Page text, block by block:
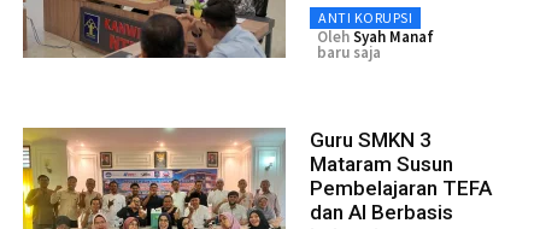
ANTI KORUPSI
OlehSyah Manaf
baru saja
Guru SMKN 3
Mataram Susun
Pembelajaran TEFA
dan AI Berbasis